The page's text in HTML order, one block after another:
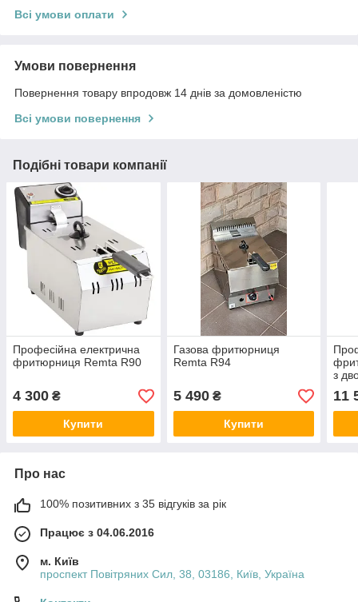
Всі умови оплати
Умови повернення
Повернення товару впродовж 14 днів за домовленістю
Всі умови повернення
Подібні товари компанії
Професійна електрична
фритюрниця Remta R90
4 300 ₴
Купити
Газова фритюрниця
Remta R94
5 490₴
Купити
з
11
Про нас
100% позитивних з 35 відгуків за рік
Працює з 04.06.2016
м. Київ
проспект Повітряних Сил, 38, 03186, Київ, Україна